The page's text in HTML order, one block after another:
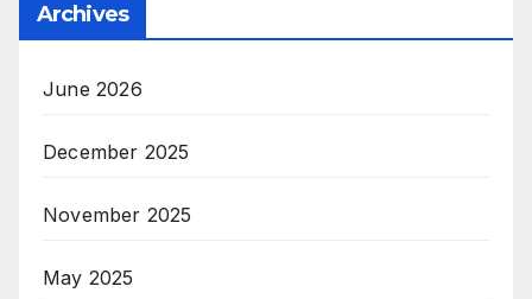
Archives
June 2026
December 2025
November 2025
May 2025